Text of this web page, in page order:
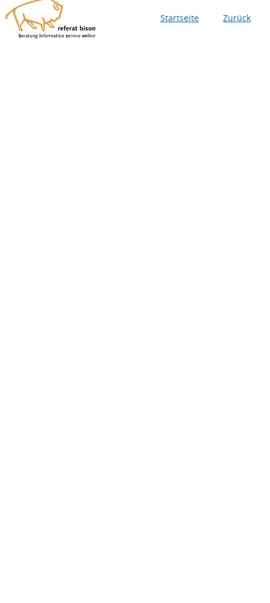
Startseite Zurück